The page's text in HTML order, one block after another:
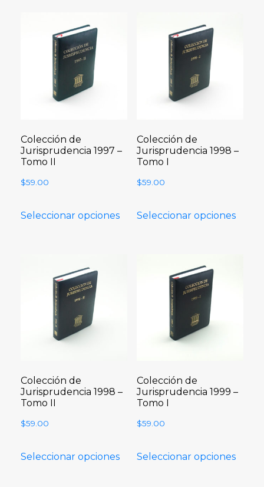
Colección de
Jurisprudencia 1997 –
Tomo II
$59.00
Seleccionar opciones
Colección de
Jurisprudencia 1998 –
Tomo I
$59.00
Seleccionar opciones
Colección de
Jurisprudencia 1998 –
Tomo II
$59.00
Seleccionar opciones
Colección de
Jurisprudencia 1999 –
Tomo I
$59.00
Seleccionar opciones